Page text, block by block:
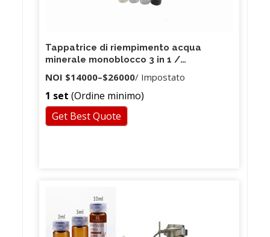
Tappatrice di riempimento acqua
minerale monoblocco 3 in 1 /
attrezzatura per imbottigliamento di
acqua pura
NOI $14000–$26000/ Impostato
1 set (Ordine minimo)
Get Best Quote